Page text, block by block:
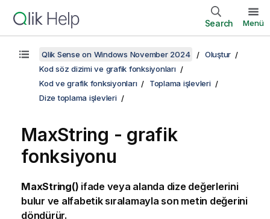
Search Menü
Qlik Sense on Windows November 2024
Oluştur
Kod söz dizimi ve grafik fonksiyonları
Kod ve grafik fonksiyonları
Toplama işlevleri
Dize toplama işlevleri
MaxString - grafik
fonksiyonu
MaxString() ifade veya alanda dize değerlerini
bulur ve alfabetik sıralamayla son metin değerini
döndürür.